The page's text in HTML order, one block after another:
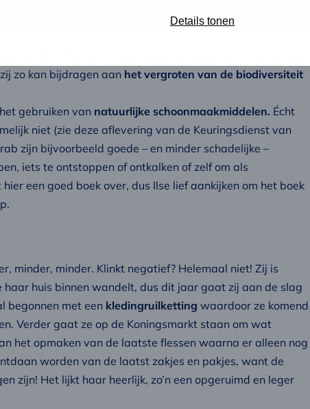
Details tonen
wasmachine aanzetten.
Op deze manier wil hij
op haar balkon (op één hoog) en gaat het komende jaar
zo kan bijdragen aan het vergroten van de biodiversiteit
gebruiken van natuurlijke schoonmaakmiddelen. Écht
niet (zie deze aflevering van de Keuringsdienst van
zijn bijvoorbeeld goede – en minder schadelijke –
iets te ontstoppen of ontkalken of zelf om als
een goed boek over, dus Ilse lief aankijken om het boek
minder, minder. Klinkt negatief? Helemaal niet! Zij is
huis binnen wandelt, dus dit jaar gaat zij aan de slag
begonnen met een kledingruilketting waardoor ze komend
Verder gaat ze op de Koningsmarkt staan om wat
het opmaken van de laatste flessen waarna er alleen nog
worden van de laatst zakjes en pakjes, want de
zijn! Het lijkt haar heerlijk, zo’n een opgeruimd en leger